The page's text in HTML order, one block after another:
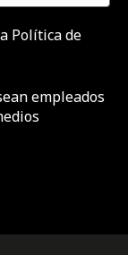
Política de
empleados